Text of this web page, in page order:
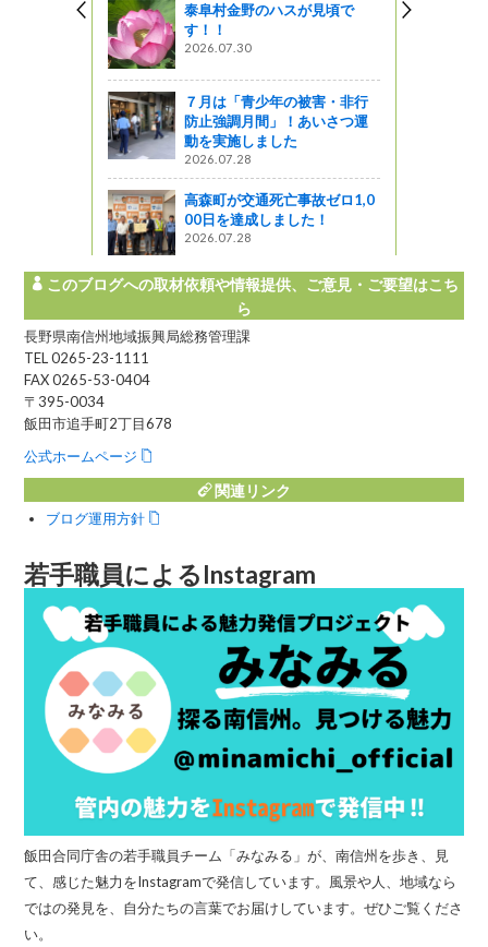
泰阜村金野のハスが見頃で
す！！
2026.07.30
７月は「青少年の被害・非行
防止強調月間」！あいさつ運
動を実施しました
2026.07.28
高森町が交通死亡事故ゼロ1,0
00日を達成しました！
2026.07.28
このブログへの取材依頼や情報提供、ご意見・ご要望はこち
ら
長野県南信州地域振興局総務管理課
TEL 0265-23-1111
FAX 0265-53-0404
〒395-0034
飯田市追手町2丁目678
公式ホームページ
関連リンク
ブログ運用方針
若手職員によるInstagram
飯田合同庁舎の若手職員チーム「みなみる」が、南信州を歩き、見
て、感じた魅力をInstagramで発信しています。風景や人、地域なら
ではの発見を、自分たちの言葉でお届けしています。ぜひご覧くださ
い。